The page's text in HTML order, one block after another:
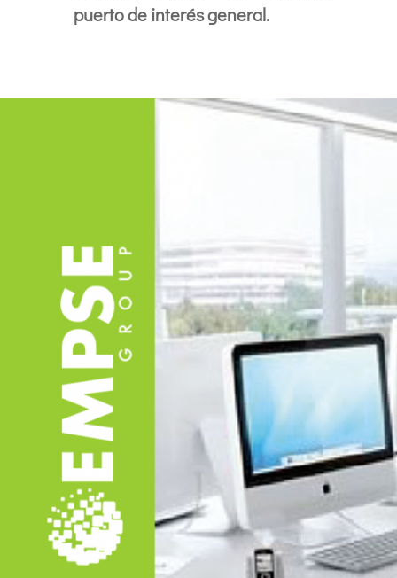
puerto de interés general.